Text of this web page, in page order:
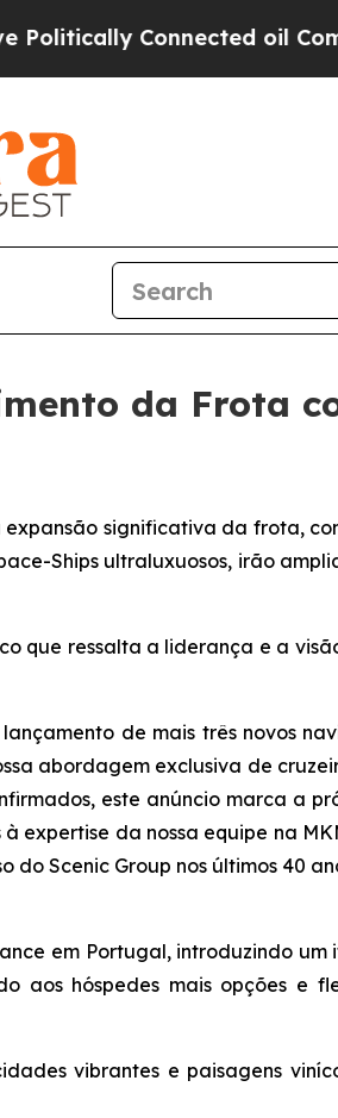
oil Companies —
da Frota
significativa da frota,
Ships ultraluxuosos, irão
que ressalta a liderança e a
de mais três novos
abordagem exclusiva de
este anúncio marca a
expertise da nossa equipe na
Scenic Group nos últimos 40
em Portugal, introduzindo um
aos hóspedes mais opções e
vibrantes e paisagens